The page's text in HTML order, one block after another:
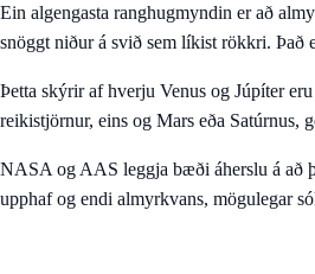
Ein algengasta ranghugmyndin er að
snöggt niður á svið sem líkist rökkri. Það
Þetta skýrir af hverju Venus og Júpíter
reikistjörnur, eins og Mars eða Satúrnus,
NASA og AAS leggja bæði áherslu á að
upphaf og endi almyrkvans, mögulegar